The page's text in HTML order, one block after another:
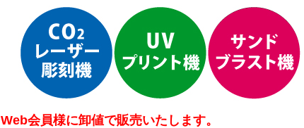
Web会員様に卸値で販売いたします。